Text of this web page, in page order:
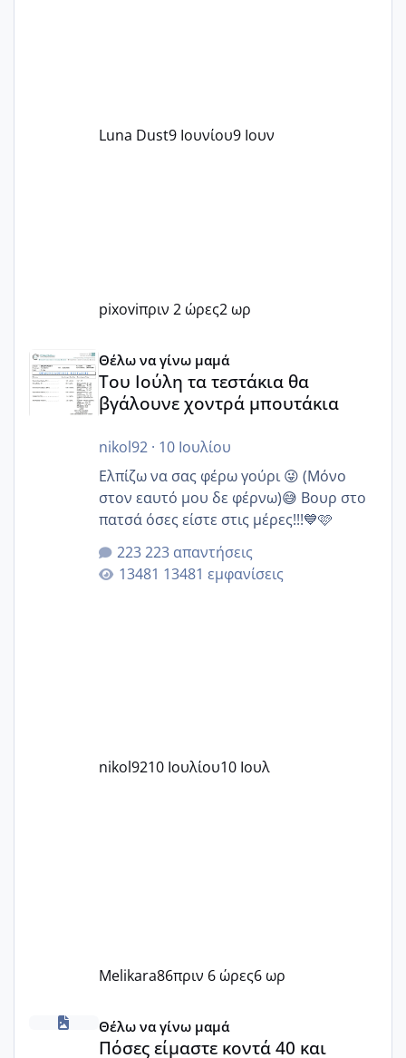
Luna Dust9 Ιουνίου9 Ιουν
pixoviπριν 2 ώρες2 ωρ
Θέλω να γίνω μαμά
Του Ιούλη τα τεστάκια θα
βγάλουνε χοντρά μπουτάκια
nikol92· 10 Ιουλίου
Ελπίζω να σας φέρω γούρι 😜 (Μόνο
στον εαυτό μου δε φέρνω)😅 Βουρ στο
πατσά όσες είστε στις μέρες!!!💙🩷
223 απαντήσεις
13481 εμφανίσεις
nikol9210 Ιουλίου10 Ιουλ
Melikara86πριν 6 ώρες6 ωρ
Πόσες είμαστε κοντά 40 και προσπαθούμε;;
Θέλω να γίνω μαμά
Πόσες είμαστε κοντά 40 και